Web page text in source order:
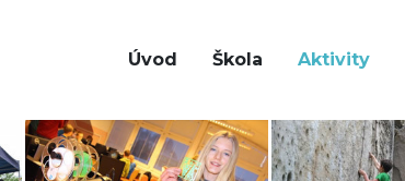
Úvod Škola Aktivity